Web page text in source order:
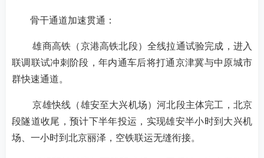
骨干通道加速贯通：
雄商高铁（京港高铁北段）全线拉通试验完成，进入
联调联试冲刺阶段，年内通车后将打通京津冀与中原城市
群快速通道。
京雄快线（雄安至大兴机场）河北段主体完工，北京
段隧道收尾，预计下半年投运，实现雄安半小时到大兴机
场、一小时到北京丽泽，空铁联运无缝衔接。